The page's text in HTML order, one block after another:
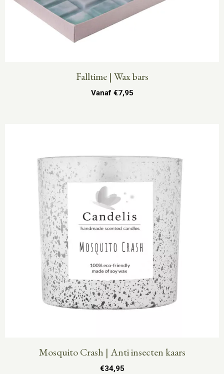
Falltime | Wax bars
Vanaf €7,95
Mosquito Crash | Anti insecten kaars
€34,95